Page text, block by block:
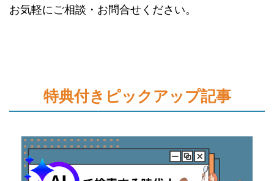
お気軽にご相談・お問合せください。
特典付きピックアップ記事